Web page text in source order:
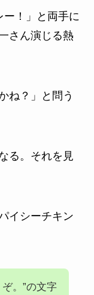
ー！」と両手に
さん演じる熱
ね？」と問う
る。それを見
イシーチキン
。”の文字